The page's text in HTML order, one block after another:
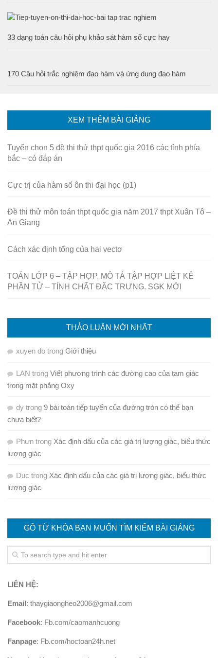
33 dạng toán câu hỏi phụ khảo sát hàm số cực hay
170 Câu hỏi trắc nghiệm đạo hàm và ứng dụng đạo hàm
XEM THÊM BÀI GIẢNG
Tuyển chọn 5 đề thi thử thpt quốc gia 2016 các tỉnh phía
bắc – có đáp án
Cực trị của hàm số ôn thi đại học (p1)
Đề thi thử môn toán thpt quốc gia năm 2017 thpt Xuân Tô –
An Giang
Cách xác định tổng của hai vectơ
TOÁN LỚP 6 – TẬP HỢP. MÔ TẢ TẬP HỢP LIỆT KÊ
PHẦN TỬ – TÍNH CHẤT ĐẶC TRƯNG. SGK MỚI
THẢO LUẬN MỚI NHẤT
xuyen do trong Giới thiệu
LAN trong Viết phương trình các đường cao của tam giác
trong mặt phẳng Oxy
dy trong 9 bài toán tiếp tuyến của đường tròn có thể bạn
chưa biết?
Phưn trong Xác định dấu của các giá trị lượng giác, biểu thức
lượng giác
Duc trong Xác định dấu của các giá trị lượng giác, biểu thức
lượng giác
GÕ TỪ KHÓA BẠN MUỐN TÌM KIẾM BÀI GIẢNG
LIÊN HỆ:
Email: thaygiaongheo2006@gmail.com
Facebook: Fb.com/caomanhcuong
Fanpage: Fb.com/hoctoan24h.net